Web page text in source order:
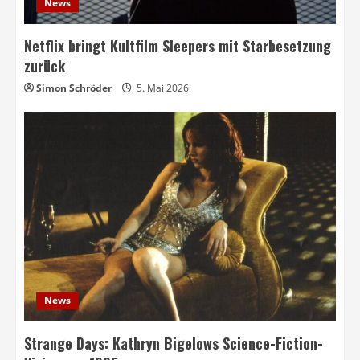
News
Netflix bringt Kultfilm Sleepers mit Starbesetzung
zurück
Simon Schröder 5. Mai 2026
News
Strange Days: Kathryn Bigelows Science-Fiction-